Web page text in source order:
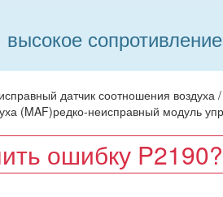
датчик соотношения воздуха
(MAF)редко-неисправный модуль
ошибку P2190?